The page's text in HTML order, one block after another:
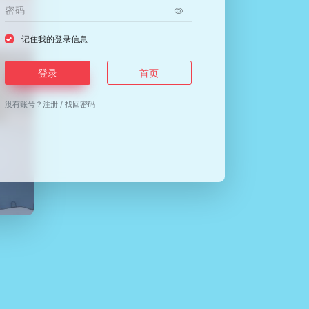
记住我的登录信息
登录 首页
没有账号？注册 /找回密码